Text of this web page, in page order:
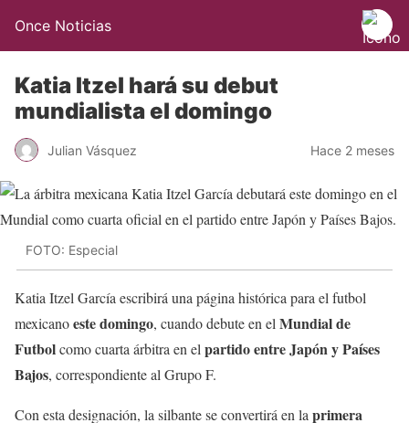
Once Noticias
Katia Itzel hará su debut
mundialista el domingo
Julian Vásquez Hace 2 meses
FOTO: Especial
Katia Itzel García escribirá una página histórica para el futbol
mexicanoeste domingo, cuando debute en el Mundial de
Futbolcomo cuarta árbitra en el partido entre Japón y Países
Bajos, correspondiente al Grupo F.
Con esta designación, la silbante se convertirá en la primera